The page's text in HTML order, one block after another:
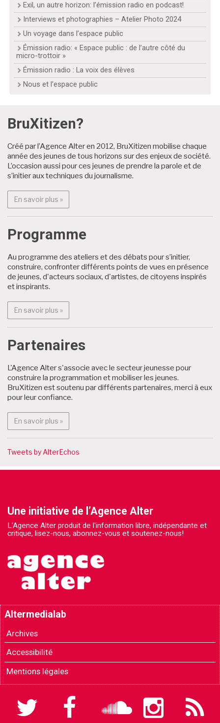
Exil, un autre horizon: l’émission radio en podcast!
Interviews et photographies – Atelier Photo 2024
Un voyage dans l’espace public
Émission radio: « Espace public : de l’autre côté du
micro-trottoir »
Émission radio : La voix des élèves
Nous et l’espace public
BruXitizen?
Créé par l’Agence Alter en 2012, BruXitizen mobilise chaque
année des jeunes de tous horizons sur des enjeux de société.
L’occasion aussi pour ces jeunes de prendre la parole et de
s’initier aux techniques du journalisme.
En savoir plus »En savoir plus : BruXitizen?
Programme
Au programme des ateliers et des débats pour s’initier,
construire, confronter différents points de vues en présence
de jeunes, d'acteurs sociaux, d'artistes, de citoyens inspirés
et inspirants.
En savoir plus »En savoir plus : Programme
Partenaires
L'Agence Alter s'associe avec le secteur jeunesse pour
construire la programmation et mobiliser les jeunes.
BruXitizen est soutenu par différents partenaires, merci à eux
pour leur confiance.
En savoir plus »En savoir plus : Partenaires
Tweets by AlterEchos
Une initiative de l’Agence Alter
L'Agence Alter produit de l'information libre, indépendante et
critique, lisez-nous, abonnez-vous et soutenez-nous!
Altermedialab
Archives
Accessibilité
Mentions légales
Facebook Soundcloud Instagram
RSS
Archives